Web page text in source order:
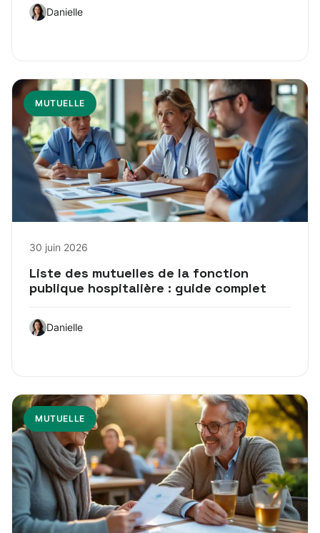
Danielle
MUTUELLE
30 juin 2026
Liste des mutuelles de la fonction
publique hospitalière : guide complet
Danielle
MUTUELLE